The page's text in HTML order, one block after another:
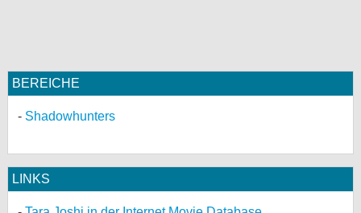
BEREICHE
Shadowhunters
LINKS
myFanbase